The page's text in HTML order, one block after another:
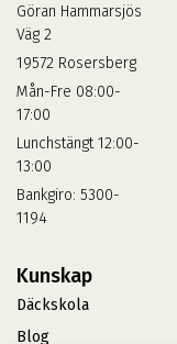
Göran Hammarsjös
Väg 2
19572 Rosersberg
Mån-Fre 08:00-
17:00
Lunchstängt 12:00-
13:00
Bankgiro: 5300-
1194
Kunskap
Däckskola
Blog